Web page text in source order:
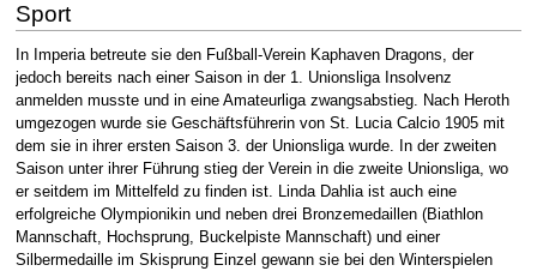
Sport
In Imperia betreute sie den Fußball-Verein Kaphaven Dragons, der
jedoch bereits nach einer Saison in der 1. Unionsliga Insolvenz
anmelden musste und in eine Amateurliga zwangsabstieg. Nach Heroth
umgezogen wurde sie Geschäftsführerin von St. Lucia Calcio 1905 mit
dem sie in ihrer ersten Saison 3. der Unionsliga wurde. In der zweiten
Saison unter ihrer Führung stieg der Verein in die zweite Unionsliga, wo
er seitdem im Mittelfeld zu finden ist. Linda Dahlia ist auch eine
erfolgreiche Olympionikin und neben drei Bronzemedaillen (Biathlon
Mannschaft, Hochsprung, Buckelpiste Mannschaft) und einer
Silbermedaille im Skisprung Einzel gewann sie bei den Winterspielen